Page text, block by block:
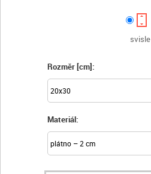
svisle
Rozměr [cm]:
Materiál: